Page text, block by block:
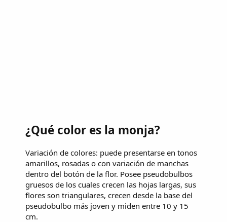
¿Qué color es la monja?
Variación de colores: puede presentarse en tonos
amarillos, rosadas o con variación de manchas
dentro del botón de la flor. Posee pseudobulbos
gruesos de los cuales crecen las hojas largas, sus
flores son triangulares, crecen desde la base del
pseudobulbo más joven y miden entre 10 y 15
cm.